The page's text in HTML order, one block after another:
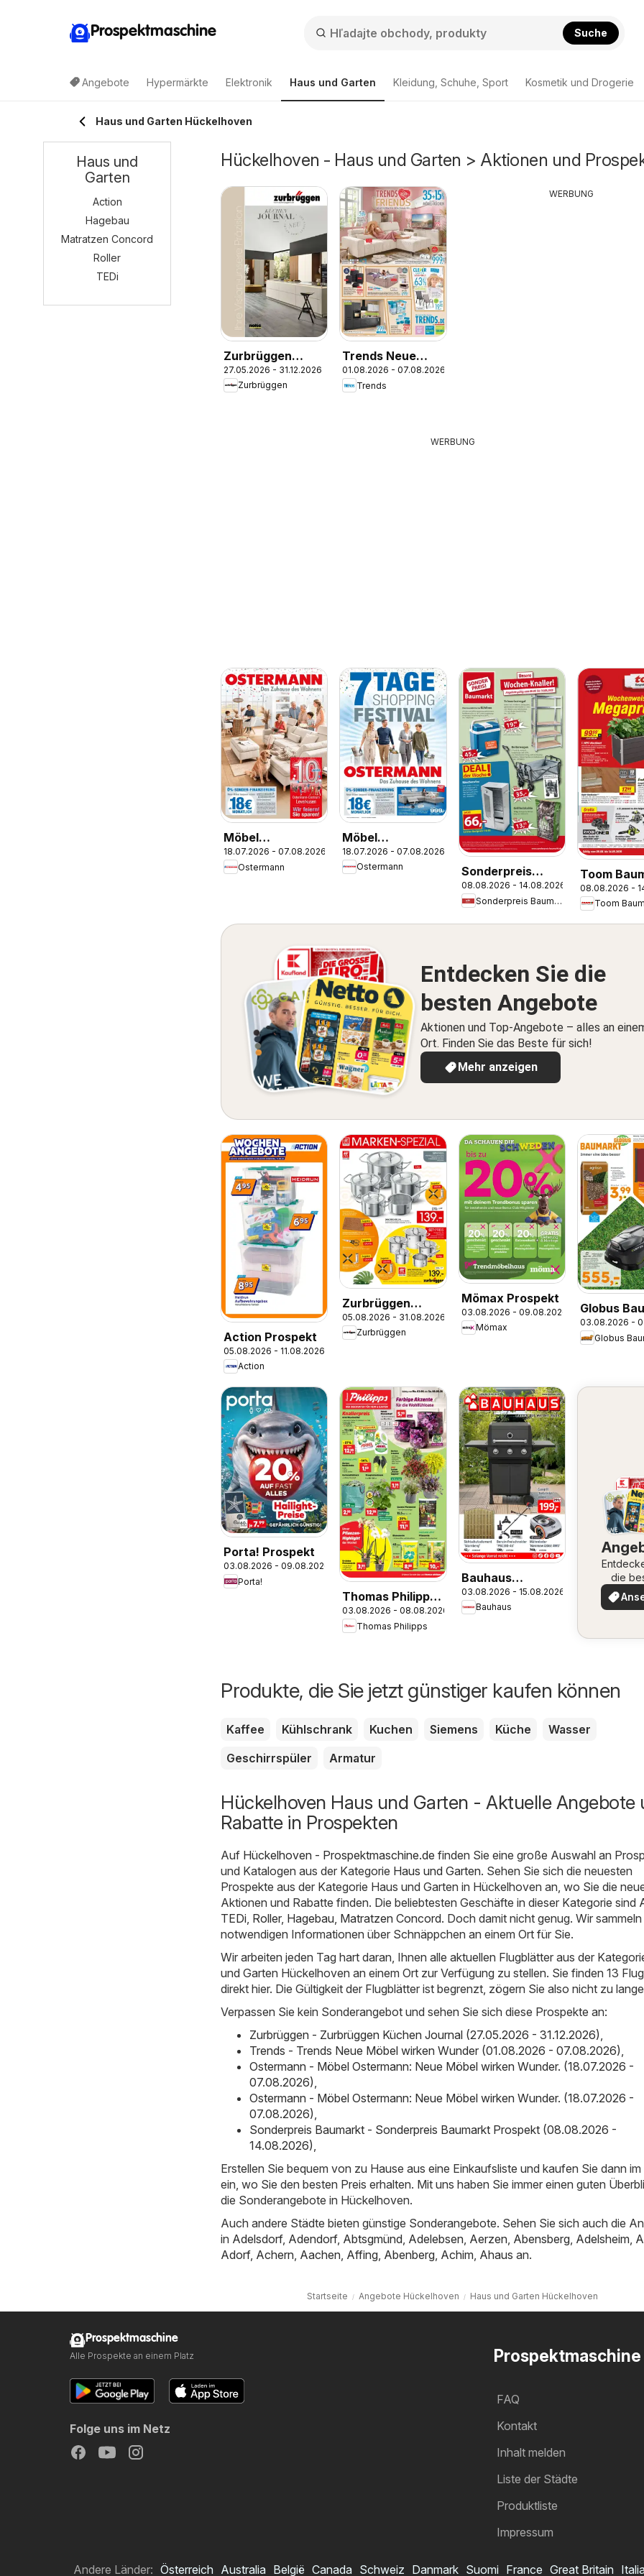
Prospektmaschine Suche
Angebote Hypermärkte Elektronik Haus und Garten Kleidung, Schuhe, Sport Kosmetik und Drogerie
Haus und Garten Hückelhoven
Hückelhoven - Haus und Garten > Aktionen und
Zurbrüggen
Küchen Journal
27.05.2026 - 31.12.2026
Zurbrüggen
Trends Neue
Möbel wirken
Wunder
01.08.2026 - 07.08.2026
Trends
WERBUNG
WERBUNG
Möbel
Ostermann: Neue
Möbel wirken
18.07.2026 - 07.08.2026
Ostermann
Möbel
Ostermann: Neue
Möbel wirken
18.07.2026 - 07.08.2026
Ostermann
Sonderpreis
Baumarkt
Prospekt
08.08.2026 - 14.08.2026
Sonderpreis Baumarkt
Toom
Prospekt
08.08.2026 -
Toom
Entdecken Sie die
besten Angebote
Aktionen und Top-Angebote – alles an
Ort. Finden Sie das Beste für sich!
Mehr anzeigen
Action Prospekt
05.08.2026 - 11.08.2026
Action
Zurbrüggen
Zwilling Marken-
Spezial
05.08.2026 - 31.08.2026
Zurbrüggen
Mömax Prospekt
03.08.2026 - 09.08.2026
Mömax
Globus
Prospekt
03.08.2026 -
Globus
Porta! Prospekt
03.08.2026 - 09.08.2026
Porta!
Thomas Philipps
Prospekt
03.08.2026 - 08.08.2026
Thomas Philipps
Bauhaus
Prospekt
03.08.2026 - 15.08.2026
Bauhaus
die
Produkte, die Sie jetzt günstiger kaufen können
Kaffee Kühlschrank Kuchen Siemens Küche
Wasser
Geschirrspüler
Armatur
Hückelhoven Haus und Garten - Aktuelle Angebote
Rabatte in Prospekten
Auf Hückelhoven - Prospektmaschine.de finden Sie eine große Auswahl an
und Katalogen aus der Kategorie Haus und Garten. Sehen Sie sich die neuesten
Prospekte aus der Kategorie Haus und Garten in Hückelhoven an, wo Sie die
Aktionen und Rabatte finden. Die beliebtesten Geschäfte in dieser Kategorie sind
TEDi, Roller, Hagebau, Matratzen Concord. Doch damit nicht genug. Wir sammeln
notwendigen Informationen über Schnäppchen an einem Ort für Sie.
Wir arbeiten jeden Tag hart daran, Ihnen alle aktuellen Flugblätter aus der
und Garten Hückelhoven an einem Ort zur Verfügung zu stellen. Sie finden 13
direkt hier. Die Gültigkeit der Flugblätter ist begrenzt, zögern Sie also nicht zu
Verpassen Sie kein Sonderangebot und sehen Sie sich diese Prospekte an:
Zurbrüggen - Zurbrüggen Küchen Journal (27.05.2026 - 31.12.2026),
Trends - Trends Neue Möbel wirken Wunder (01.08.2026 - 07.08.2026),
Ostermann - Möbel Ostermann: Neue Möbel wirken Wunder. (18.07.2026 -
07.08.2026),
Ostermann - Möbel Ostermann: Neue Möbel wirken Wunder. (18.07.2026 -
07.08.2026),
Sonderpreis Baumarkt - Sonderpreis Baumarkt Prospekt (08.08.2026 -
14.08.2026),
Erstellen Sie bequem von zu Hause aus eine Einkaufsliste und kaufen Sie dann
ein, wo Sie den besten Preis erhalten. Mit uns haben Sie immer einen guten
die Sonderangebote in Hückelhoven.
Auch andere Städte bieten günstige Sonderangebote. Sehen Sie sich auch die
in Adelsdorf, Adendorf, Abtsgmünd, Adelebsen, Aerzen, Abensberg, Adelsheim,
Adorf, Achern, Aachen, Affing, Abenberg, Achim, Ahaus an.
Startseite Angebote Hückelhoven Haus und Garten Hückelhoven
Haus und
Garten
Action
Hagebau
Matratzen Concord
Roller
TEDi
Prospektmaschine
FAQ
Kontakt
Inhalt melden
Liste der Städte
Produktliste
Impressum
Prospektmaschine
Alle Prospekte an einem Platz
Folge uns im Netz
Andere Länder: Österreich Australia België Canada Schweiz Danmark Suomi France Great Britain